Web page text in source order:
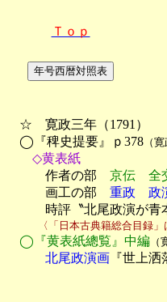
Ｔｏｐ
☆　寛政三年（1791）
◯『稗史提要』ｐ378 （
◇黄表紙
作者の部 京伝　全
画工の部 重政　政
時評〝北尾政演が青本
〈「日本古典籍総合目録」は
◯『黄表紙總覧』中編 （
北尾政演画